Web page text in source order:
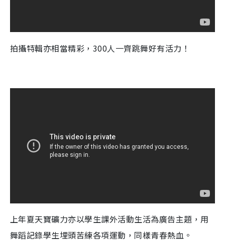
拍攝特輯亦相當精彩，300人一齊跳舞好有活力！
上年夏天寶礦力亦以學生課外活動生活為廣告主題，用
舞蹈記錄學生埋頭苦練各項運動，同樣青春熱血。